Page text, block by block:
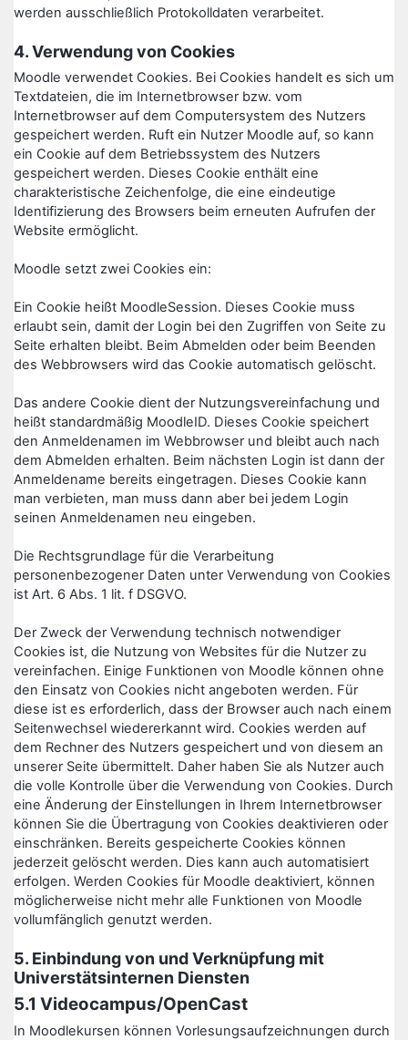
werden ausschließlich Protokolldaten verarbeitet.
4. Verwendung von Cookies
Moodle verwendet Cookies. Bei Cookies handelt es sich um
Textdateien, die im Internetbrowser bzw. vom
Internetbrowser auf dem Computersystem des Nutzers
gespeichert werden. Ruft ein Nutzer Moodle auf, so kann
ein Cookie auf dem Betriebssystem des Nutzers
gespeichert werden. Dieses Cookie enthält eine
charakteristische Zeichenfolge, die eine eindeutige
Identifizierung des Browsers beim erneuten Aufrufen der
Website ermöglicht.
Moodle setzt zwei Cookies ein:
Ein Cookie heißt MoodleSession. Dieses Cookie muss
erlaubt sein, damit der Login bei den Zugriffen von Seite zu
Seite erhalten bleibt. Beim Abmelden oder beim Beenden
des Webbrowsers wird das Cookie automatisch gelöscht.
Das andere Cookie dient der Nutzungsvereinfachung und
heißt standardmäßig MoodleID. Dieses Cookie speichert
den Anmeldenamen im Webbrowser und bleibt auch nach
dem Abmelden erhalten. Beim nächsten Login ist dann der
Anmeldename bereits eingetragen. Dieses Cookie kann
man verbieten, man muss dann aber bei jedem Login
seinen Anmeldenamen neu eingeben.
Die Rechtsgrundlage für die Verarbeitung
personenbezogener Daten unter Verwendung von Cookies
ist Art. 6 Abs. 1 lit. f DSGVO.
Der Zweck der Verwendung technisch notwendiger
Cookies ist, die Nutzung von Websites für die Nutzer zu
vereinfachen. Einige Funktionen von Moodle können ohne
den Einsatz von Cookies nicht angeboten werden. Für
diese ist es erforderlich, dass der Browser auch nach einem
Seitenwechsel wiedererkannt wird. Cookies werden auf
dem Rechner des Nutzers gespeichert und von diesem an
unserer Seite übermittelt. Daher haben Sie als Nutzer auch
die volle Kontrolle über die Verwendung von Cookies. Durch
eine Änderung der Einstellungen in Ihrem Internetbrowser
können Sie die Übertragung von Cookies deaktivieren oder
einschränken. Bereits gespeicherte Cookies können
jederzeit gelöscht werden. Dies kann auch automatisiert
erfolgen. Werden Cookies für Moodle deaktiviert, können
möglicherweise nicht mehr alle Funktionen von Moodle
vollumfänglich genutzt werden.
5. Einbindung von und Verknüpfung mit
Universtätsinternen Diensten
5.1 Videocampus/OpenCast
In Moodlekursen können Vorlesungsaufzeichnungen durch